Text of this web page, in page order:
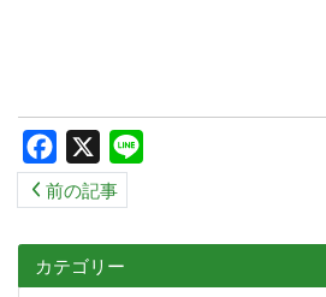
Facebook
前の記事
カテゴリー